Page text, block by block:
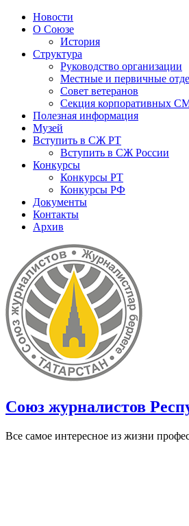
Новости
О Союзе
История
Структура
Руководство организации
Местные и первичные
Совет ветеранов
Секция корпоративных
Полезная информация
Музей
Вступить в СЖ РТ
Вступить в СЖ России
Конкурсы
Конкурсы РТ
Конкурсы РФ
Документы
Контакты
Архив
Союз журналистов
Все самое интересное из жизни